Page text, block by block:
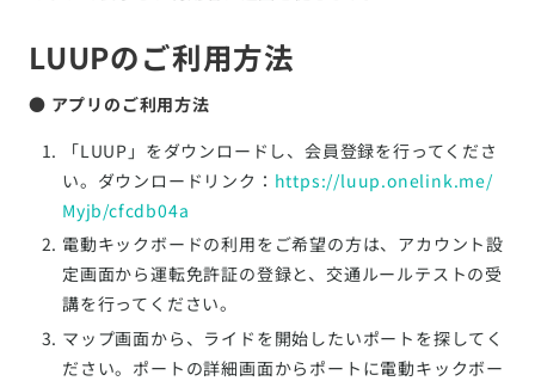
LUUPのご利用方法
● アプリのご利用方法
「LUUP」をダウンロードし、会員登録を行ってくださ
い。ダウンロードリンク： https://luup.onelink.me/
Myjb/cfcdb04a
電動キックボードの利用をご希望の方は、アカウント設
定画面から運転免許証の登録と、交通ルールテストの受
講を行ってください。
マップ画面から、ライドを開始したいポートを探してく
ださい。ポートの詳細画面からポートに電動キックボー